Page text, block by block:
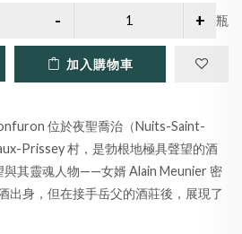
瓶
加入購物車
位於夜聖喬治（Nuits-Saint-
Prissey 村，是勃根地極具聲望的酒
與其靈魂人物——女婿 Alain Meunier 密
出身，但在接手岳父的酒莊後，展現了